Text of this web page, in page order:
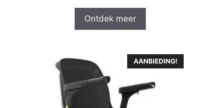
Ontdek meer
AANBIEDING!